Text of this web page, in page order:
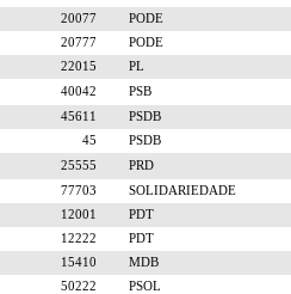
20077
PODE
20777
PODE
22015
PL
40042
PSB
45611
PSDB
45
PSDB
25555
PRD
77703
SOLIDARIEDADE
12001
PDT
12222
PDT
15410
MDB
50222
PSOL